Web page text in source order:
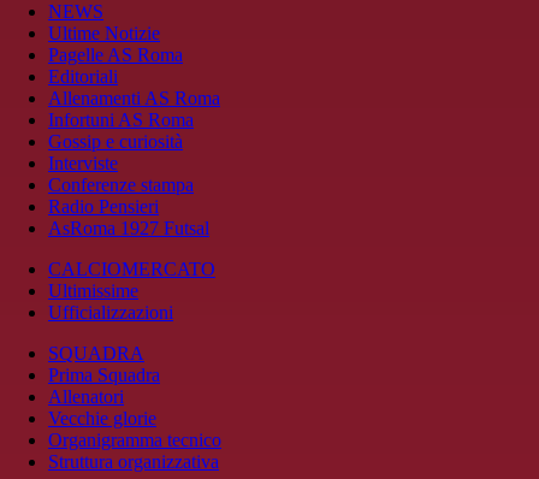
NEWS
Ultime Notizie
Pagelle AS Roma
Editoriali
Allenamenti AS Roma
Infortuni AS Roma
Gossip e curiosità
Interviste
Conferenze stampa
Radio Pensieri
AsRoma 1927 Futsal
CALCIOMERCATO
Ultimissime
Ufficializzazioni
SQUADRA
Prima Squadra
Allenatori
Vecchie glorie
Organigramma tecnico
Struttura organizzativa